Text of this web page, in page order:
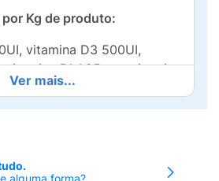
Kg de produto:
vitamina D3 500UI,
B1 1,25 mg, vitamina
B6 1mg, vitamina B12
K3 0,25mg, biotina 0,05mg,
manganês 12mg, zinco
Ver mais...
alguma forma?